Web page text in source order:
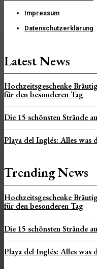
Impressum
Datenschutzerklärung
Latest News
Hochzeitsgeschenke
für den besonderen Tag
Die 15 schönsten Strände
Playa del Inglés: Alles was
Trending News
Hochzeitsgeschenke
für den besonderen Tag
Die 15 schönsten Strände
Playa del Inglés: Alles was